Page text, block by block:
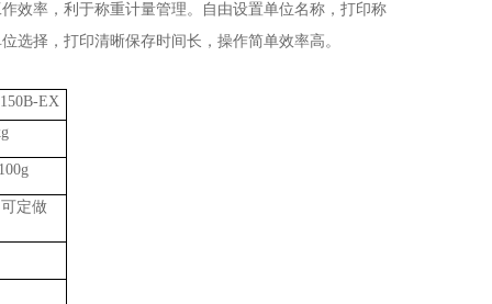
效率，利于称重计量管理。自由设置单位名称，打印称
选择，打印清晰保存时间长，操作简单效率高。
B-EX
定做